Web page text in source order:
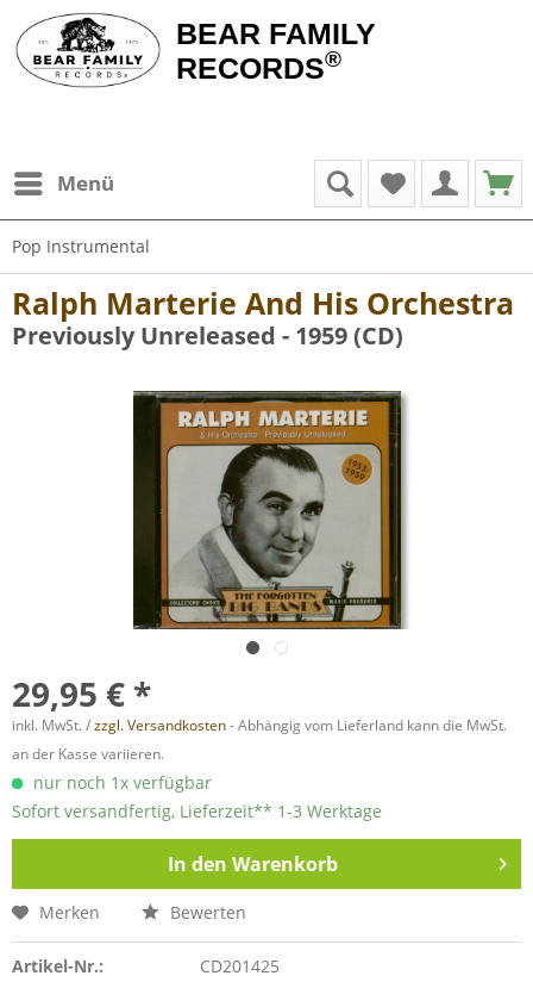
BEAR FAMILY
RECORDS®
Menü
Pop Instrumental
Ralph Marterie And His Orchestra
Previously Unreleased - 1959 (CD)
29,95 € *
inkl. MwSt. /zzgl. Versandkosten- Abhängig vom Lieferland kann die MwSt.
an der Kasse variieren.
nur noch 1x verfügbar
Sofort versandfertig, Lieferzeit** 1-3 Werktage
In den Warenkorb
Merken Bewerten
Artikel-Nr.:
CD201425